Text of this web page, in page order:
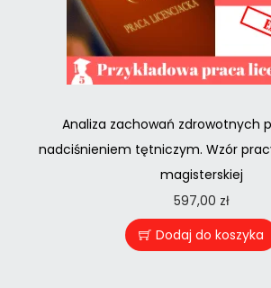
Analiza zachowań zdrowotnych
nadciśnieniem tętniczym. Wzór
magisterskiej
597,00 zł
Dodaj do koszyka